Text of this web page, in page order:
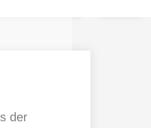
der